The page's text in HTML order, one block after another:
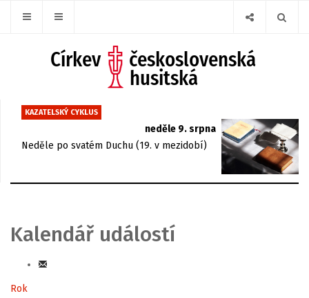
KAZATELSKÝ CYKLUS
neděle 9. srpna
Neděle po svatém Duchu (19. v mezidobí)
Kalendář událostí
Rok